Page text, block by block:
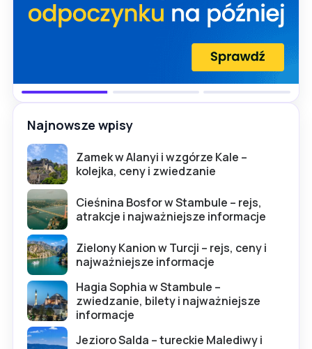
Najnowsze wpisy
Zamek w Alanyi i wzgórze Kale –
kolejka, ceny i zwiedzanie
Cieśnina Bosfor w Stambule – rejs,
atrakcje i najważniejsze informacje
Zielony Kanion w Turcji – rejs, ceny i
najważniejsze informacje
Hagia Sophia w Stambule –
zwiedzanie, bilety i najważniejsze
informacje
Jezioro Salda – tureckie Malediwy i